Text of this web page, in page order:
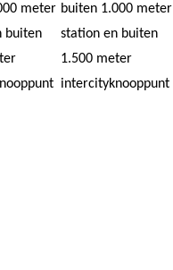
meter
buiten
buiten 1.000 meter
station en buiten
1.500 meter
intercityknooppunt